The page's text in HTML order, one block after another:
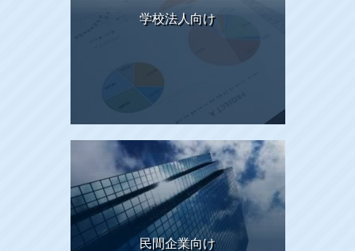
学校法人向け
民間企業向け